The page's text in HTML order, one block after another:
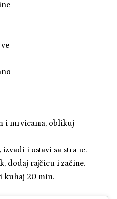
i mrvicama, oblikuj
i ostavi sa strane.
dodaj rajčicu i začine.
kuhaj 20 min.